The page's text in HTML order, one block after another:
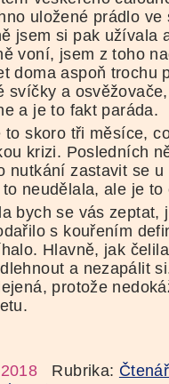
uložené prádlo
jsem si pak užívala
voní, jsem z toho
doma aspoň trochu
svíčky a
a je to fakt paráda.
to skoro tři měsíce,
krizi. Posledních
nutkání zastavit se
to neudělala, ale je
bych se vás zeptat,
s kouřením
Hlavně, jak
a nezapálit
protože
Rubrika: